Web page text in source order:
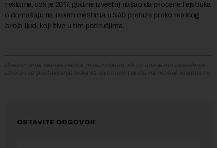
reklame, dok je 2017. godine izveštaj našao da procene Fejsbuka
o domašaju na nekim mestima u SAD prelaze preko realnog
broja ljudi koji žive u tim područjima.
Preuzimanje delova teksta je dozvoljeno, ali uz obavezno navođenje
izvora i uz postavljanje linka ka izvornom tekstu na novaekonomija.rs
OSTAVITE ODGOVOR